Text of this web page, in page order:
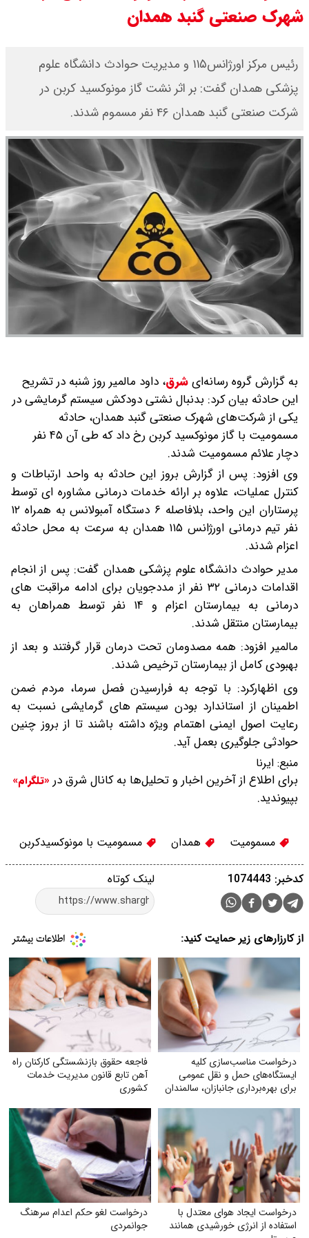
سنتی جمهوری‌خواهان را از دست می
دهد؟
بنزین برای دولت چقدر تمام می شود؟
یک ادعا: برخی مالکان اجاره بها را ۶۰
درصد افزایش می دهند
شهرک صنعتی گنبد همدان
رئیس مرکز اورژانس۱۱۵ و مدیریت حوادث دانشگاه علوم
پزشکی همدان گفت: بر اثر نشت گاز مونوکسید کربن در
شرکت صنعتی گنبد همدان ۴۶ نفر مسموم شدند.
به گزارش گروه رسانه‌ایشرق، داود مالمیر روز شنبه در تشریح
این حادثه بیان کرد: بدنبال نشتی دودکش سیستم گرمایشی در
یکی از شرکت‌های شهرک صنعتی گنبد همدان، حادثه
مسمومیت با گاز مونوکسید کربن رخ داد که طی آن ۴۵ نفر
دچار علائم مسمومیت شدند.
وی افزود: پس از گزارش بروز این حادثه به واحد ارتباطات و
کنترل عملیات، علاوه بر ارائه خدمات درمانی مشاوره ای توسط
پرستاران این واحد، بلافاصله ۶ دستگاه آمبولانس به همراه ۱۲
نفر تیم درمانی اورژانس ۱۱۵ همدان به سرعت به محل حادثه
اعزام شدند.
مدیر حوادث دانشگاه علوم پزشکی همدان گفت: پس از انجام
اقدامات درمانی ۳۲ نفر از مددجویان برای ادامه مراقبت های
درمانی به بیمارستان اعزام و ۱۴ نفر توسط همراهان به
بیمارستان منتقل شدند.
مالمیر افزود: همه مصدومان تحت درمان قرار گرفتند و بعد از
بهبودی کامل از بیمارستان ترخیص شدند.
وی اظهارکرد: با توجه به فرارسیدن فصل سرما، مردم ضمن
اطمینان از استاندارد بودن سیستم های گرمایشی نسبت به
رعایت اصول ایمنی اهتمام ویژه داشته باشند تا از بروز چنین
حوادثی جلوگیری بعمل آید.
منبع: ایرنا
برای اطلاع از آخرین اخبار و تحلیل‌ها به کانال شرق در «تلگرام»
بپیوندید.
مسمومیت همدان مسمومیت با مونوکسیدکربن
لینک کوتاه کدخبر: 1074443
از کارزارهای زیر حمایت کنید:
درخواست مناسب‌سازی کلیه
ایستگاه‌های حمل‌ و نقل عمومی
برای بهره‌برداری جانبازان، سالمندان
فاجعه حقوق بازنشستگی کارکنان راه
آهن تابع قانون مدیریت خدمات
کشوری
درخواست ایجاد هوای معتدل با
استفاده از انرژی خورشیدی همانند
درخواست لغو حکم اعدام سرهنگ
جوانمردی